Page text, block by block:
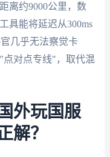
离约9000公里，数
具能将延迟从300ms
几乎无法察觉卡
对点专线"，取代混
外玩国服
解？